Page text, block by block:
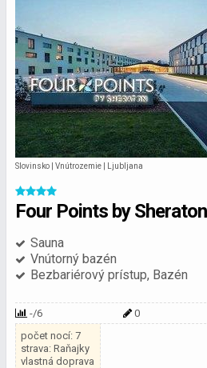
Slovinsko | Vnútrozemie | Ljubljana
Four Points by
Sauna
Vnútorný bazén
Bezbariérový prístup, Bazén
-/6 0
počet nocí: 7
strava: Raňajky
vlastná doprava